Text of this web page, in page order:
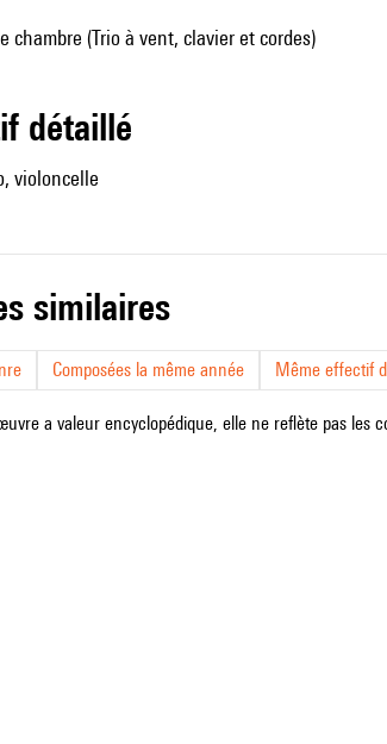
chambre (Trio à vent, clavier et cordes)
détaillé
violoncelle
similaires
Composées la même année Même effectif
a valeur encyclopédique, elle ne reflète pas les